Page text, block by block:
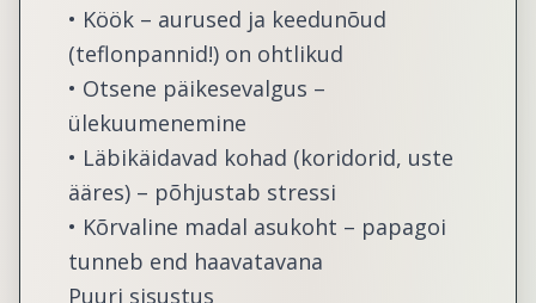
• Köök – aurused ja keedunõud
(teflonpannid!) on ohtlikud
• Otsene päikesevalgus –
ülekuumenemine
• Läbikäidavad kohad (koridorid, uste
ääres) – põhjustab stressi
• Kõrvaline madal asukoht – papagoi
tunneb end haavatavana
Puuri sisustus